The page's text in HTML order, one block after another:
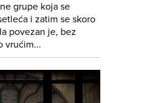
grupe koja se
i zatim se skoro
povezan je, bez
vrućim...